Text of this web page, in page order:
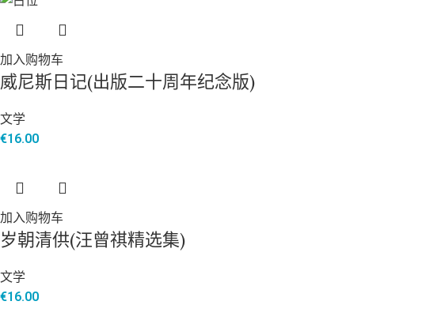
加入购物车
威尼斯日记(出版二十周年纪念版)
文学
€16.00
加入购物车
岁朝清供(汪曾祺精选集)
文学
€16.00